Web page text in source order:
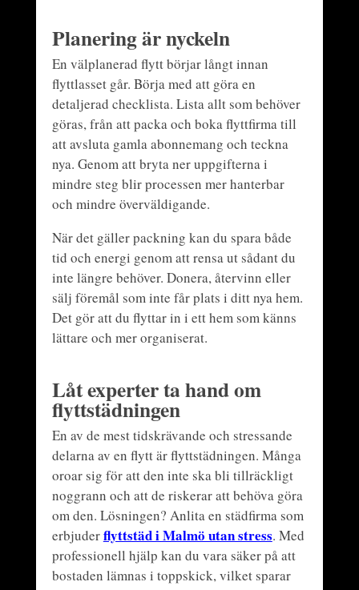
Planering är nyckeln
En välplanerad flytt börjar långt innan
flyttlasset går. Börja med att göra en
detaljerad checklista. Lista allt som behöver
göras, från att packa och boka flyttfirma till
att avsluta gamla abonnemang och teckna
nya. Genom att bryta ner uppgifterna i
mindre steg blir processen mer hanterbar
och mindre överväldigande.
När det gäller packning kan du spara både
tid och energi genom att rensa ut sådant du
inte längre behöver. Donera, återvinn eller
sälj föremål som inte får plats i ditt nya hem.
Det gör att du flyttar in i ett hem som känns
lättare och mer organiserat.
Låt experter ta hand om
flyttstädningen
En av de mest tidskrävande och stressande
delarna av en flytt är flyttstädningen. Många
oroar sig för att den inte ska bli tillräckligt
noggrann och att de riskerar att behöva göra
om den. Lösningen? Anlita en städfirma som
erbjuderflyttstäd i Malmö utan stress. Med
professionell hjälp kan du vara säker på att
bostaden lämnas i toppskick, vilket sparar